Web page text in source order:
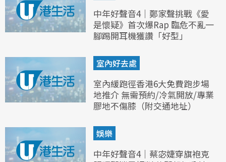
中年好聲音4｜鄭家聲挑戰《愛
是懷疑》首次爆Rap 臨危不亂一
腳踢開耳機獲讚「好型」
室內好去處
室內緩跑徑香港6大免費跑步場
地推介 無需預約/冷氣開放/專業
膠地不傷膝（附交通地址）
娛樂
中年好聲音4｜蔡宓婕穿旗袍克